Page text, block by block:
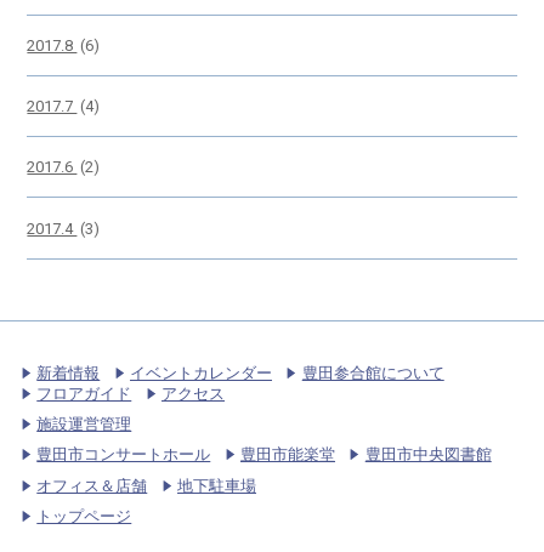
2017.8 (6)
2017.7 (4)
2017.6 (2)
2017.4 (3)
新着情報 イベントカレンダー
豊田参合館について
フロアガイド
アクセス
施設運営管理
豊田市コンサートホール
豊田市能楽堂
豊田市中央図書館
オフィス＆店舗
地下駐車場
トップページ